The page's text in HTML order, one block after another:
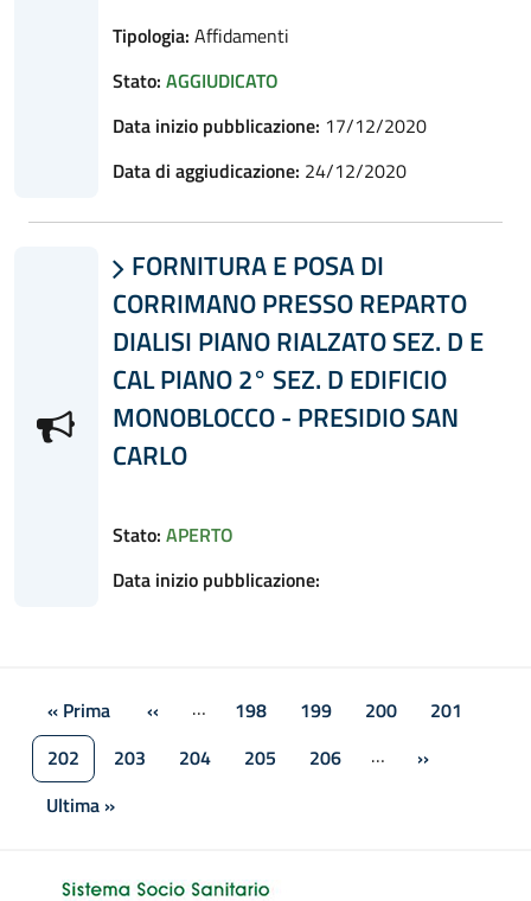
Tipologia: Affidamenti
Stato: AGGIUDICATO
Data inizio pubblicazione: 17/12/2020
Data di aggiudicazione: 24/12/2020
 FORNITURA E POSA DI
CORRIMANO PRESSO REPARTO
DIALISI PIANO RIALZATO SEZ. D E
CAL PIANO 2° SEZ. D EDIFICIO
MONOBLOCCO - PRESIDIO SAN
CARLO
Stato: APERTO
Data inizio pubblicazione:
Paginazione
Prima pagina
« Prima Pagina precedente
‹‹ … Pagina
198 Pagina
199 Pagina
200 Pagina
201
Pagina attuale
202 Pagina
203 Pagina
204 Pagina
205 Pagina
206 … Pagina
››
Ultima pagina
Ultima »